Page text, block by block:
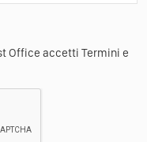
Office accetti Termini e